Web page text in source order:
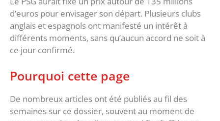
d’euros pour envisager son départ. Plusieurs clubs
anglais et espagnols ont manifesté un intérêt à
différents moments, sans qu’aucun accord ne soit à
ce jour confirmé.
Pourquoi cette page
De nombreux articles ont été publiés au fil des
semaines sur ce dossier, souvent au moment de